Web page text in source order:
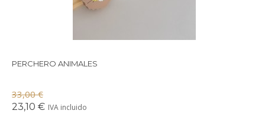
PERCHERO ANIMALES
33,00 €
23,10 € IVA incluido